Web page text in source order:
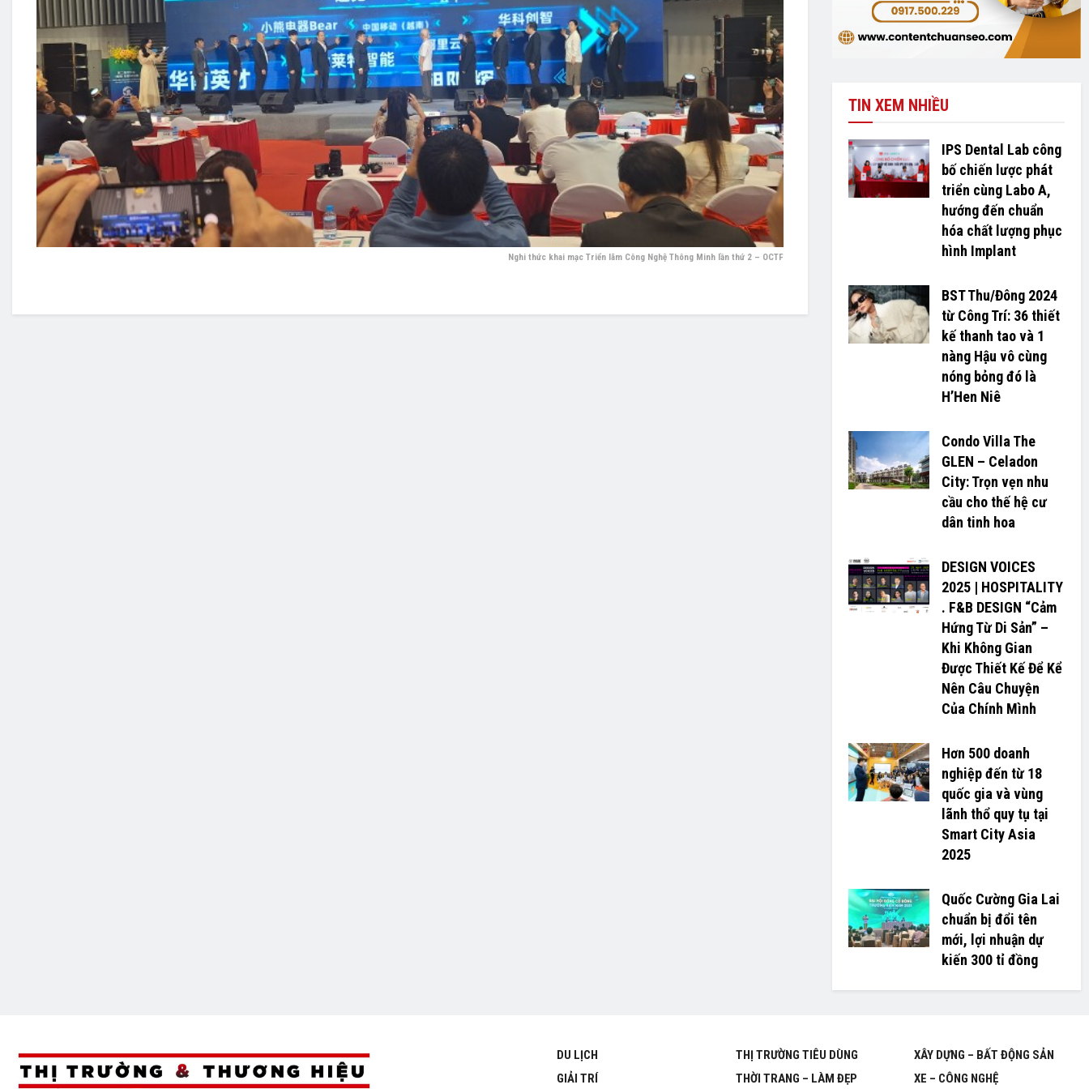
Nghi thức khai mạc Triển lãm Công Nghệ Thông Minh lần thứ 2 – OCTF
TIN XEM NHIỀU
IPS Dental Lab công
bố chiến lược phát
triển cùng Labo A,
hướng đến chuẩn
hóa chất lượng phục
hình Implant
BST Thu/Đông 2024
từ Công Trí: 36 thiết
kế thanh tao và 1
nàng Hậu vô cùng
nóng bỏng đó là
H’H­­­­en Niê
Condo Villa The
GLEN – Celadon
City: Trọn vẹn nhu
cầu cho thế hệ cư
dân tinh hoa
DESIGN VOICES
2025 | HOSPITALITY
. F&B DESIGN “Cảm
Hứng Từ Di Sản” –
Khi Không Gian
Được Thiết Kế Để Kể
Nên Câu Chuyện
Của Chính Mình
Hơn 500 doanh
nghiệp đến từ 18
quốc gia và vùng
lãnh thổ quy tụ tại
Smart City Asia
2025
Quốc Cường Gia Lai
chuẩn bị đổi tên
mới, lợi nhuận dự
kiến 300 tỉ đồng
DU LỊCH
GIẢI TRÍ
THỊ TRƯỜNG TIÊU DÙNG
THỜI TRANG – LÀM ĐẸP
XÂY DỰNG – BẤT ĐỘNG SẢN
XE – CÔNG NGHỆ